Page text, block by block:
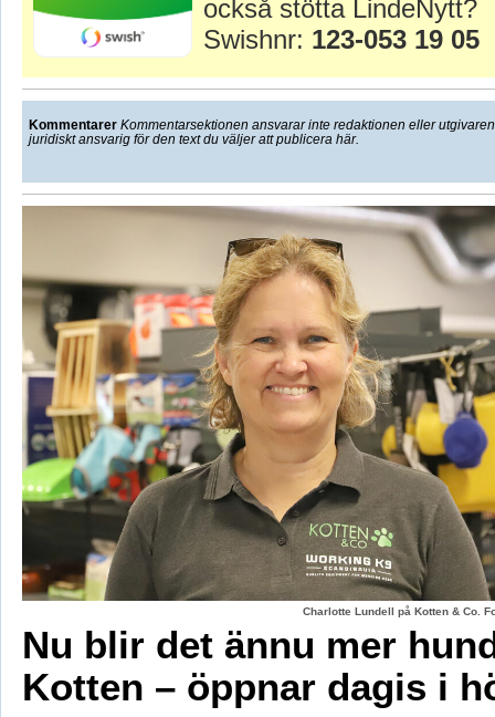
också stötta LindeNytt?
Swishnr: 123-053 19 05
Kommentarer Kommentarsektionen ansvarar inte redaktionen eller
juridiskt ansvarig för den text du väljer att publicera här.
Charlotte Lundell på Kotten & Co.
Nu blir det ännu mer
Kotten – öppnar dagis i